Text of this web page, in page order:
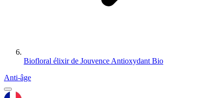
Biofloral élixir de Jouvence Antioxydant Bio
Anti-âge